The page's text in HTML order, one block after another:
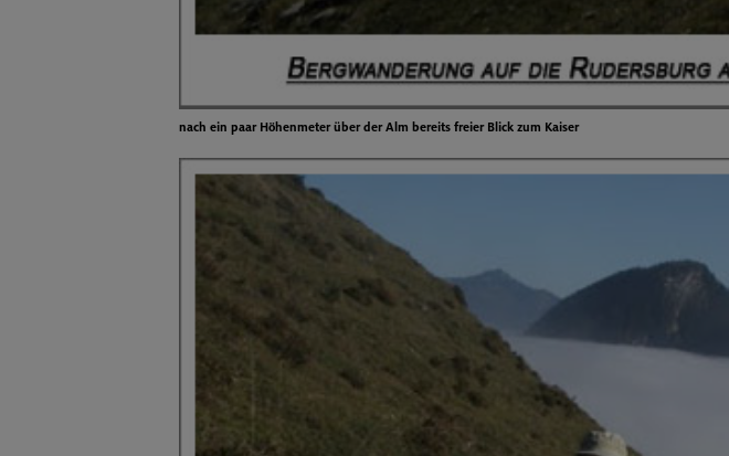
nach ein paar Höhenmeter über der Alm bereits freier Blick zum Kaiser